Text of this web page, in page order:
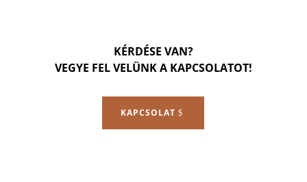
KÉRDÉSE VAN?
VEGYE FEL VELÜNK A KAPCSOLATOT!
KAPCSOLAT